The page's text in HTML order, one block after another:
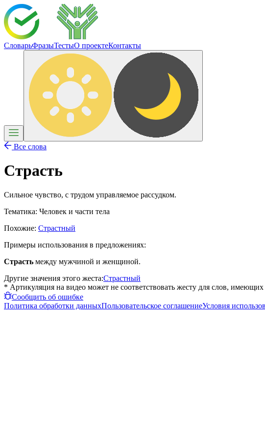
СловарьФразыТестыО проектеКонтакты
Все слова
Страсть
Сильное чувство, с трудом управляемое рассудком.
Тематика: Человек и части тела
Похожие: Страстный
Примеры использования в предложениях:
Страсть между мужчиной и женщиной.
Другие значения этого жеста:Страстный
* Артикуляция на видео может не соответствовать жесту для слов, имеющих
Сообщить об ошибке
Политика обработки данныхПользовательское соглашениеУсловия